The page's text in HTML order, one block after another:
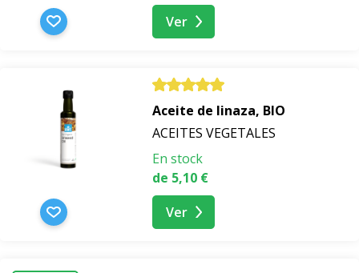
Ver
Aceite de linaza, BIO
ACEITES VEGETALES
En stock
de 5,10 €
Ver